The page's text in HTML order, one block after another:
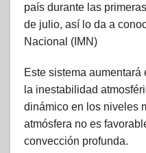
país durante las
de julio, así lo da a
Nacional (IMN)
Este sistema
la inestabilidad
dinámico en los niveles
atmósfera no es
convección profunda.